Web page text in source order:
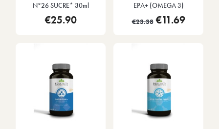
N°26 SUCRE* 30ml
€25.90
EPA+ (OMEGA 3)
€23.38 €11.69